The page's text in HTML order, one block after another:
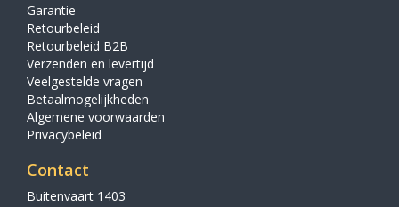
Garantie
Retourbeleid
Retourbeleid B2B
Verzenden en levertijd
Veelgestelde vragen
Betaalmogelijkheden
Algemene voorwaarden
Privacybeleid
Contact
Buitenvaart 1403